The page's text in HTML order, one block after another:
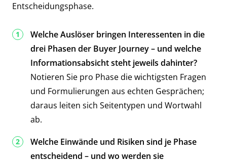
Entscheidungsphase.
Welche Auslöser bringen Interessenten in die
drei Phasen der Buyer Journey – und welche
Informationsabsicht steht jeweils dahinter?
Notieren Sie pro Phase die wichtigsten Fragen
und Formulierungen aus echten Gesprächen;
daraus leiten sich Seitentypen und Wortwahl
ab.
Welche Einwände und Risiken sind je Phase
entscheidend – und wo werden sie